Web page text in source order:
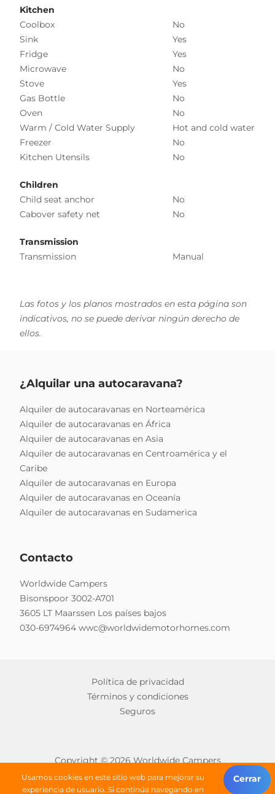
Kitchen
Coolbox
No
Sink
Yes
Fridge
Yes
Microwave
No
Stove
Yes
Gas Bottle
No
Oven
No
Warm / Cold Water Supply
Hot and cold water
Freezer
No
Kitchen Utensils
No
Children
Child seat anchor
No
Cabover safety net
No
Transmission
Transmission
Manual
Las fotos y los planos mostrados en esta página son
indicativos, no se puede derivar ningún derecho de
ellos.
Usamos cookies en este sitio web para mejorar su
experiencia de usuario. Si continúa navegando en
Cerrar
¿Alquilar una autocaravana?
Alquiler de autocaravanas en Norteamérica
Alquiler de autocaravanas en África
Alquiler de autocaravanas en Asia
Alquiler de autocaravanas en Centroamérica y el
Caribe
Alquiler de autocaravanas en Europa
Alquiler de autocaravanas en Oceanía
Alquiler de autocaravanas en Sudamerica
Contacto
Worldwide Campers
Bisonspoor 3002-A701
3605 LT Maarssen Los países bajos
030-6974964 wwc@worldwidemotorhomes.com
Política de privacidad
Términos y condiciones
Seguros
Copyright © 2026 Worldwide Campers
Todos los derechos reservados